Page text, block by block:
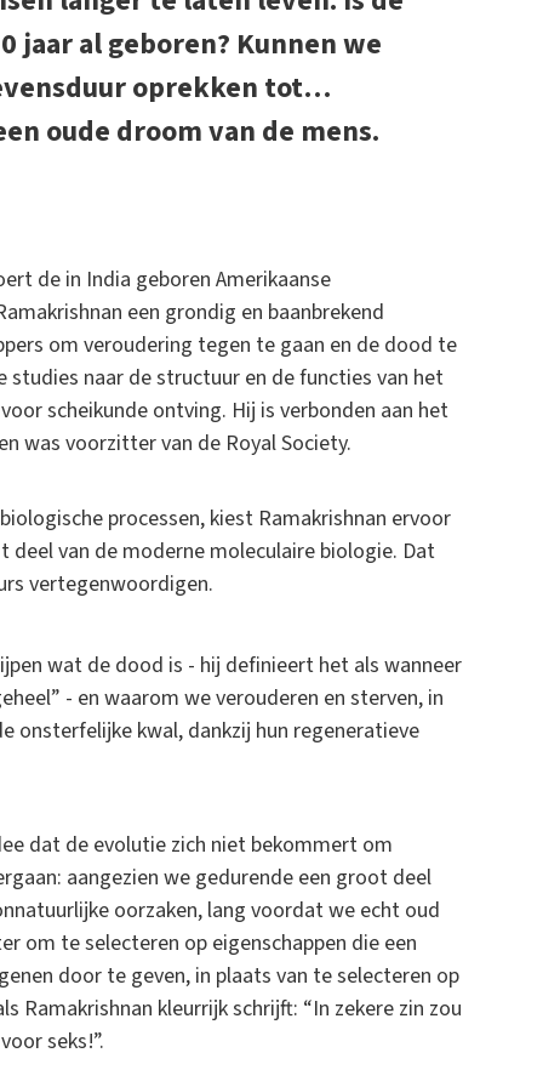
jaar al geboren? Kunnen we
oprekken tot…
oude droom van de mens.
de in India geboren Amerikaanse
een grondig en baanbrekend
om veroudering tegen te gaan en de dood te
naar de structuur en de functies van het
scheikunde ontving. Hij is verbonden aan het
was voorzitter van de Royal Society.
processen, kiest Ramakrishnan ervoor
van de moderne moleculaire biologie. Dat
vertegenwoordigen.
wat de dood is - hij definieert het als wanneer
- en waarom we verouderen en sterven, in
onsterfelijke kwal, dankzij hun regeneratieve
dat de evolutie zich niet bekommert om
aangezien we gedurende een groot deel
oorzaken, lang voordat we echt oud
om te selecteren op eigenschappen die een
door te geven, in plaats van te selecteren op
Ramakrishnan kleurrijk schrijft: “In zekere zin zou
seks!”.